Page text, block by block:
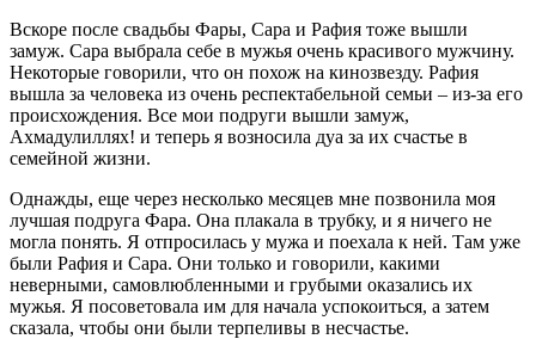
Вскоре после свадьбы Фары, Сара и Рафия тоже вышли
замуж. Сара выбрала себе в мужья очень красивого мужчину.
Некоторые говорили, что он похож на кинозвезду. Рафия
вышла за человека из очень респектабельной семьи – из-за его
происхождения. Все мои подруги вышли замуж,
Ахмадулиллях! и теперь я возносила дуа за их счастье в
семейной жизни.
Однажды, еще через несколько месяцев мне позвонила моя
лучшая подруга Фара. Она плакала в трубку, и я ничего не
могла понять. Я отпросилась у мужа и поехала к ней. Там уже
были Рафия и Сара. Они только и говорили, какими
неверными, самовлюбленными и грубыми оказались их
мужья. Я посоветовала им для начала успокоиться, а затем
сказала, чтобы они были терпеливы в несчастье.